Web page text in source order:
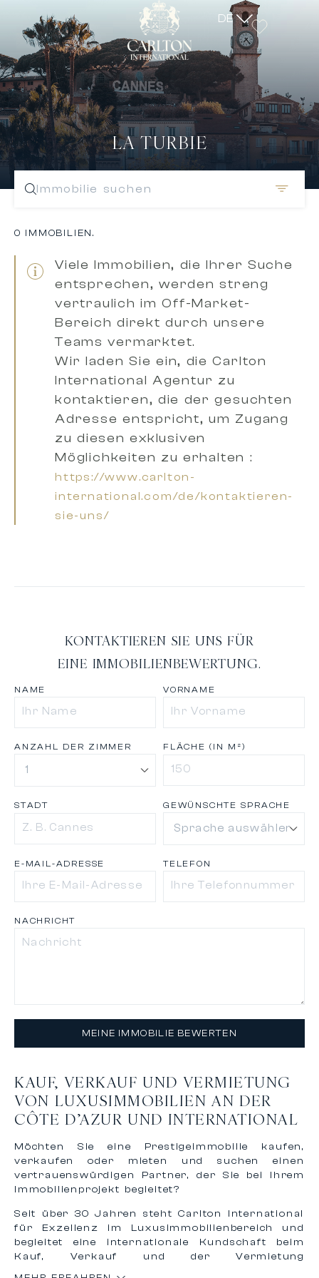
DE
Immobilie suchen
LA TURBIE
0 IMMOBILIEN.
Viele Immobilien, die Ihrer Suche
entsprechen, werdenstreng
vertraulich im Off-Market-
Bereich direkt durch unsere
Teams vermarktet.
Wir laden Sie ein, die Carlton
International Agentur zu
kontaktieren, die der gesuchten
Adresse entspricht, um Zugang
zu diesen exklusiven
Möglichkeiten zu erhalten :
https://www.carlton-
international.com/de/kontaktieren-
sie-uns/
KONTAKTIEREN SIE UNS FÜR
EINE IMMOBILIENBEWERTUNG.
NAME VORNAME
ANZAHL DER ZIMMER FLÄCHE (IN M²)
STADT GEWÜNSCHTE SPRACHE
E-MAIL-ADRESSE TELEFON
NACHRICHT
MEINE IMMOBILIE BEWERTEN
KAUF, VERKAUF UND VERMIETUNG
VON LUXUSIMMOBILIEN AN DER
CÔTE D’AZUR UND INTERNATIONAL
Möchten Sie eine Prestigeimmobilie kaufen,
verkaufen oder mieten und suchen einen
vertrauenswürdigen Partner, der Sie bei Ihrem
Immobilienprojekt begleitet?
Seit über 30 Jahren steht Carlton International
für Exzellenz im Luxusimmobilienbereich und
begleitet eine internationale Kundschaft beim
Kauf, Verkauf und der Vermietung